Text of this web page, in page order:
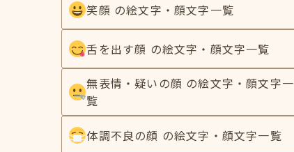
笑顔 の絵文字・顔文字一覧
舌を出す顔 の絵文字・顔文字一覧
無表情・疑いの顔 の絵文字・顔文字一
覧
体調不良の顔 の絵文字・顔文字一覧